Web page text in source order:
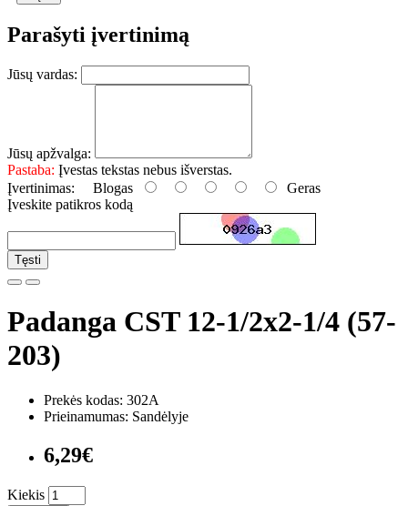
Parašyti įvertinimą
Jūsų vardas:
Jūsų apžvalga:
Pastaba: Įvestas tekstas nebus išverstas.
Įvertinimas: Blogas
Geras
Įveskite patikros kodą
Tęsti
Padanga CST 12-1/2x2-1/4 (57-
203)
Prekės kodas: 302A
Prieinamumas: Sandėlyje
6,29€
Kiekis